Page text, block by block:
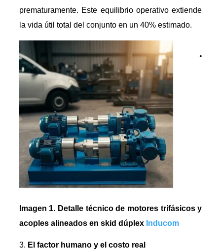
prematuramente. Este equilibrio operativo extiende
la vida útil total del conjunto en un 40% estimado.
Imagen 1. Detalle técnico de motores trifásicos y
acoples alineados en skid dúplex Inducom
El factor humano y el costo real